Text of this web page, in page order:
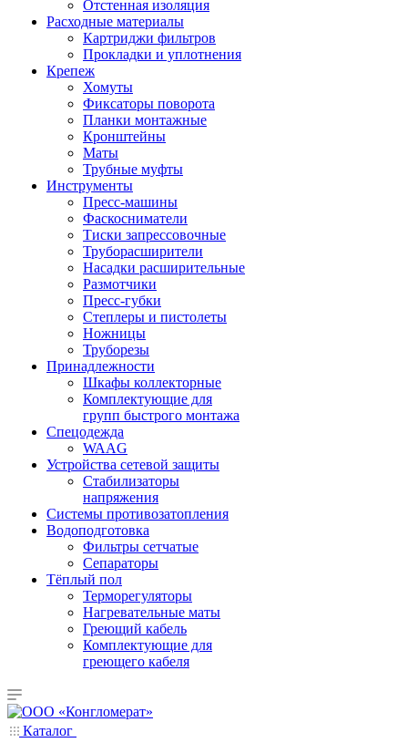
Отстенная изоляция
Расходные материалы
Картриджи фильтров
Прокладки и уплотнения
Крепеж
Хомуты
Фиксаторы поворота
Планки монтажные
Кронштейны
Маты
Трубные муфты
Инструменты
Пресс-машины
Фаскосниматели
Тиски запрессовочные
Труборасширители
Насадки расширительные
Размотчики
Пресс-губки
Степлеры и пистолеты
Ножницы
Труборезы
Принадлежности
Шкафы коллекторные
Комплектующие для
групп быстрого монтажа
Спецодежда
WAAG
Устройства сетевой защиты
Стабилизаторы
напряжения
Системы противозатопления
Водоподготовка
Фильтры сетчатые
Сепараторы
Тёплый пол
Терморегуляторы
Нагревательные маты
Греющий кабель
Комплектующие для
греющего кабеля
Каталог